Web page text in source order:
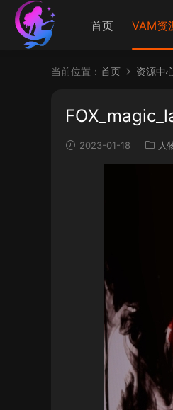
首页 VAM资
当前位置： 首页 资源中
2023-01-18 人